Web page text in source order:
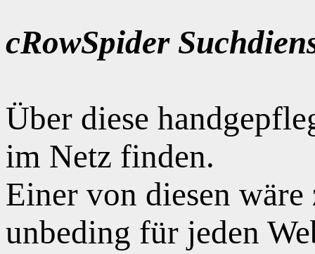
cRowSpider
Über diese
im Netz finden.
Einer von diesen
unbeding für jeden